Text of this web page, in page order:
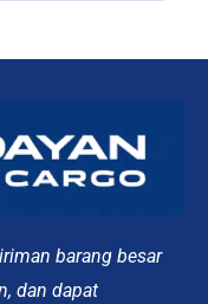
barang besar
dan dapat